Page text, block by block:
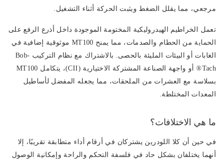
مرجعي، مما يقلل الضغط ويثبت الحركة أثناء التشغيل.
تعمل الخراطيم الهيدروليكية المختومة الموجودة داخل أذرع الرفع على
الحماية من الحطام والصدمات، مما يمنح MT100 موثوقية إضافية في
الغابات أو البيئات المليئة بالحصى. بالاشتراك مع نظام التركيب Bob-
Tach® أو واجهة الصناعة المشتركة الاختيارية (CII)، يتكامل MT100
بسلاسة مع العشرات من الملحقات، مما يجعله المفضل لأساطيل
المعدات المختلطة.
ما هي الاختلافات؟
في حين أن كلا اللودرين يشتركان في أرقام أداء متطابقة تقريبًا، إلا
أنهما يختلفان بشكل حاد في فلسفة التحكم والراحة وإمكانية الوصول